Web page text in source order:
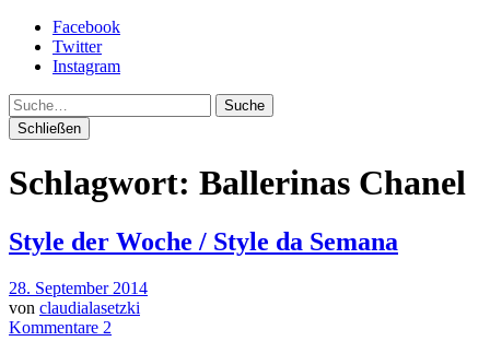
Facebook
Twitter
Instagram
Suche
Schließen
Schlagwort: Ballerinas Chanel
Style der Woche / Style da Semana
28. September 2014
von claudialasetzki
Kommentare 2